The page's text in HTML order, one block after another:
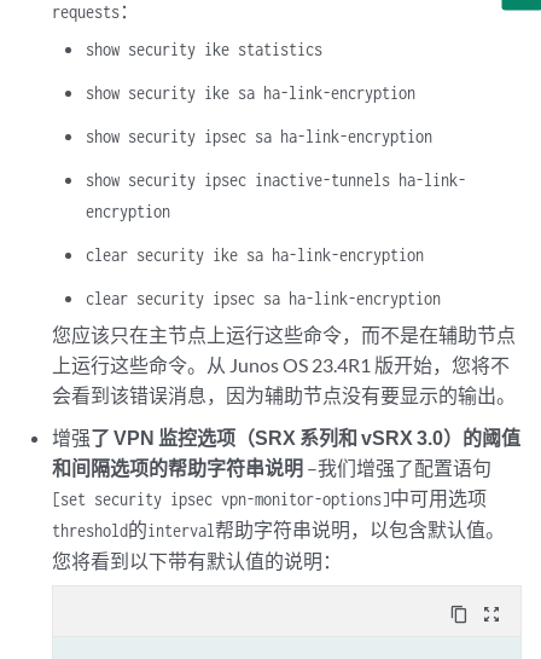
requests：
show security ike statistics
show security ike sa ha-link-encryption
show security ipsec sa ha-link-encryption
show security ipsec inactive-tunnels ha-link-
encryption
clear security ike sa ha-link-encryption
clear security ipsec sa ha-link-encryption
您应该只在主节点上运行这些命令，而不是在辅助节点
上运行这些命令。从 Junos OS 23.4R1 版开始，您将不
会看到该错误消息，因为辅助节点没有要显示的输出。
增强了 VPN 监控选项（SRX 系列和 vSRX 3.0）的阈值
和间隔选项的帮助字符串说明 –我们增强了配置语句
[set security ipsec vpn-monitor-options]中可用选项
threshold的interval帮助字符串说明，以包含默认值。
您将看到以下带有默认值的说明：
content_copy zoom_out_map